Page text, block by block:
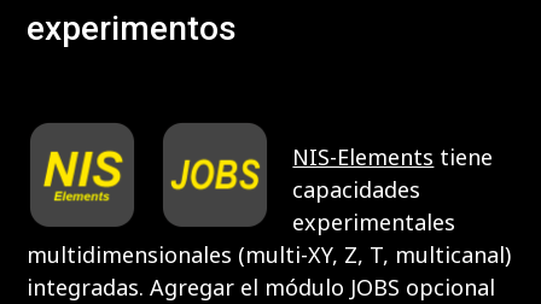
experimentos
NIS-Elements tiene
capacidades
experimentales
multidimensionales (multi-XY, Z, T, multicanal)
integradas. Agregar el módulo JOBS opcional